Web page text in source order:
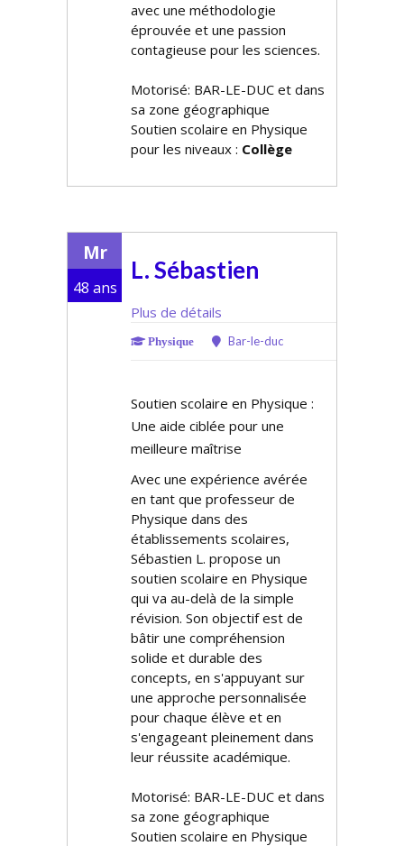
avec une méthodologie
éprouvée et une passion
contagieuse pour les sciences.
Motorisé: BAR-LE-DUC et dans
sa zone géographique
Soutien scolaire en Physique
pour les niveaux : Collège
Mr
48 ans
L. Sébastien
Plus de détails
Physique Bar-le-duc
Soutien scolaire en Physique :
Une aide ciblée pour une
meilleure maîtrise
Avec une expérience avérée
en tant que professeur de
Physique dans des
établissements scolaires,
Sébastien L. propose un
soutien scolaire en Physique
qui va au-delà de la simple
révision. Son objectif est de
bâtir une compréhension
solide et durable des
concepts, en s'appuyant sur
une approche personnalisée
pour chaque élève et en
s'engageant pleinement dans
leur réussite académique.
Motorisé: BAR-LE-DUC et dans
sa zone géographique
Soutien scolaire en Physique